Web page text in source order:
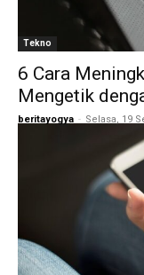
Tekno
6 Cara
Mengetik
beritayogya - Selasa, 19